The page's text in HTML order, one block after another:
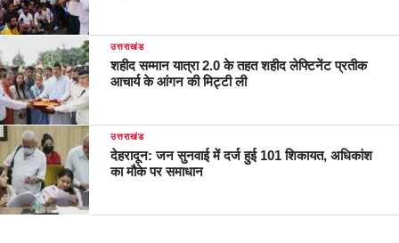
उत्तराखंड
शहीद सम्मान यात्रा 2.0 के तहत शहीद लेफ्टिनेंट प्रतीक
आचार्य के आंगन की मिट्टी ली
उत्तराखंड
देहरादून: जन सुनवाई में दर्ज हुई 101 शिकायत, अधिकांश
का मौके पर समाधान